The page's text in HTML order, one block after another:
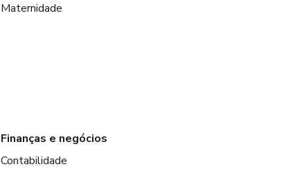
Maternidade
Finanças e negócios
Contabilidade